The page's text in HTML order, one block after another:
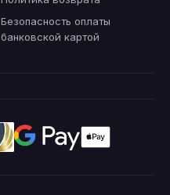
Безопасность оплаты
банковской картой